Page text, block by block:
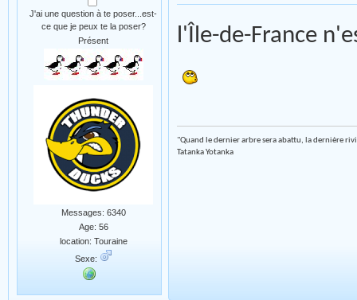
J'ai une question à te poser...est-
ce que je peux te la poser?
Présent
Messages: 6340
Age: 56
location: Touraine
Sexe:
l'Île-de-France
"Quand le dernier arbre sera abattu, la dernière
Tatanka Yotanka